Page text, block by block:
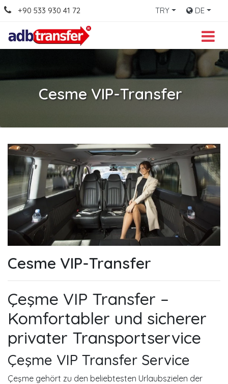
+90 533 930 41 72 TRY DE
Cesme VIP-Transfer
Cesme VIP-Transfer
Çeşme VIP Transfer –
Komfortabler und sicherer
privater Transportservice
Çeşme VIP Transfer Service
Çeşme gehört zu den beliebtesten Urlaubszielen der